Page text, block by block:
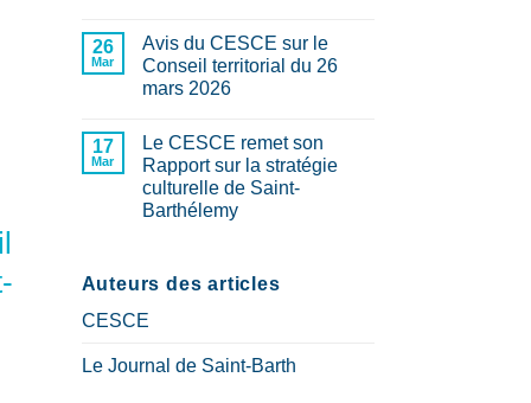
cohérence
territoriale
et
de
prospective
pour
Saint-
Barthélemy
?
?
sur
Fiabilisation
des
données
CESCE
rend
un
Rapport
technique
à
outils
déclaration
perception
26
Mar
Avis du CESCE sur le
Conseil territorial du 26
mars 2026
sur
Avis
du
CESCE
sur
le
26
2026
17
Mar
Le CESCE remet son
Rapport sur la stratégie
culturelle de Saint-
Barthélemy
Le
CESCE
remet
son
la
Auteurs des articles
CESCE
Le Journal de Saint-Barth